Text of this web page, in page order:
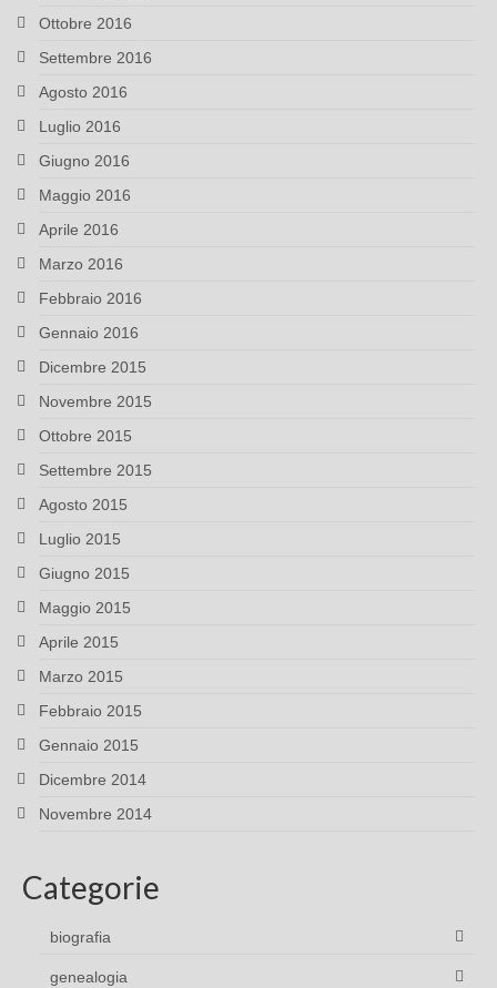
Ottobre 2016
Settembre 2016
Agosto 2016
Luglio 2016
Giugno 2016
Maggio 2016
Aprile 2016
Marzo 2016
Febbraio 2016
Gennaio 2016
Dicembre 2015
Novembre 2015
Ottobre 2015
Settembre 2015
Agosto 2015
Luglio 2015
Giugno 2015
Maggio 2015
Aprile 2015
Marzo 2015
Febbraio 2015
Gennaio 2015
Dicembre 2014
Novembre 2014
Categorie
biografia
genealogia